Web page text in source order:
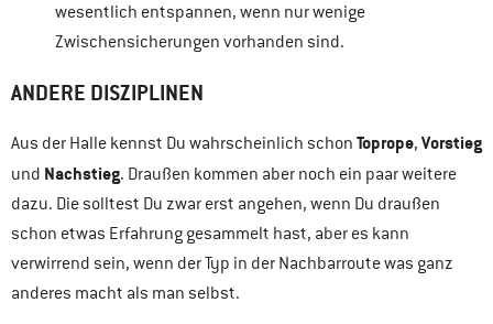
wesentlich entspannen, wenn nur wenige
Zwischensicherungen vorhanden sind.
ANDERE DISZIPLINEN
Aus der Halle kennst Du wahrscheinlich schon Toprope, Vorstieg
und Nachstieg. Draußen kommen aber noch ein paar weitere
dazu. Die solltest Du zwar erst angehen, wenn Du draußen
schon etwas Erfahrung gesammelt hast, aber es kann
verwirrend sein, wenn der Typ in der Nachbarroute was ganz
anderes macht als man selbst.